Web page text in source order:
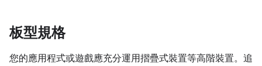
板型規格
您的應用程式或遊戲應充分運用摺疊式裝置等高階裝置。追